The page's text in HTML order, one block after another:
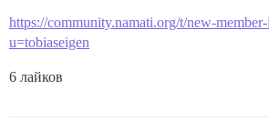
https://community.namati.org/t/new-
u=tobiaseigen
6 лайков